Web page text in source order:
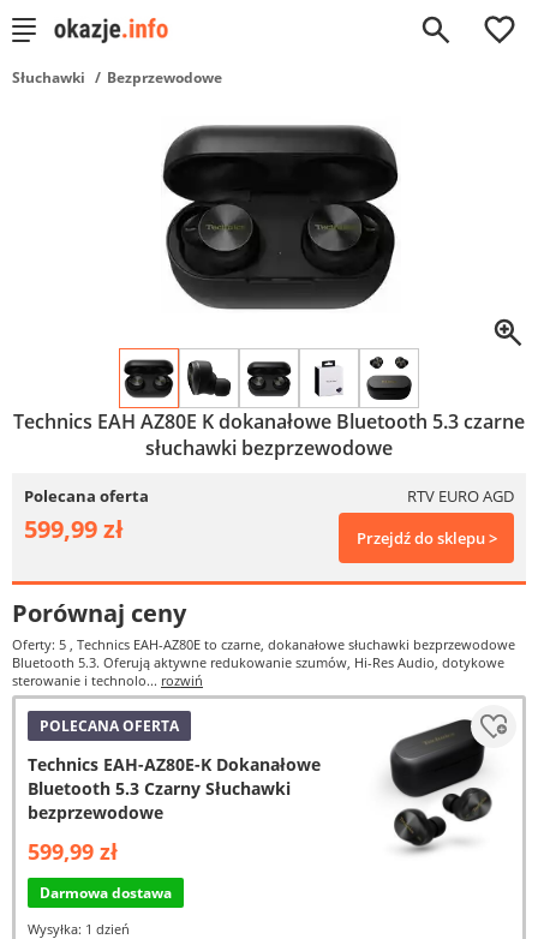
0
Słuchawki Bezprzewodowe
Technics EAH AZ80E K dokanałowe Bluetooth 5.3 czarne
słuchawki bezprzewodowe
Polecana oferta RTV EURO AGD
599,99 zł Przejdź do sklepu >
Porównaj ceny
Oferty: 5 , Technics EAH-AZ80E to czarne, dokanałowe słuchawki bezprzewodowe
Bluetooth 5.3. Oferują aktywne redukowanie szumów, Hi-Res Audio, dotykowe
sterowanie i technolo... rozwiń
POLECANA OFERTA
Technics EAH-AZ80E-K Dokanałowe
Bluetooth 5.3 Czarny Słuchawki
bezprzewodowe
599,99 zł
Darmowa dostawa
Wysyłka: 1 dzień